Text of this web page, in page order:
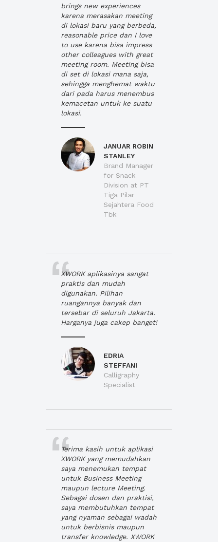
brings new experiences
karena merasakan meeting
di lokasi baru yang berbeda,
reasonable price dan I love
to use karena bisa impress
other colleagues with great
meeting room. Meeting bisa
di set di lokasi mana saja,
sehingga menghemat waktu
dari pada harus menembus
kemacetan untuk ke suatu
lokasi.
JANUAR ROBIN
STANLEY
Brand Manager
for Snack
Division at PT
Tiga Pilar
Sejahtera Food
Tbk
XWORK aplikasinya sangat
praktis dan mudah
digunakan. Pilihan
ruangannya banyak dan
tersebar di seluruh Jakarta.
Harganya juga cakep banget!
EDRIA
STEFFANI
Calligraphy
Specialist
Terima kasih untuk aplikasi
XWORK yang memudahkan
saya menemukan tempat
untuk Business Meeting
maupun lecture Meeting.
Sebagai dosen dan praktisi,
saya membutuhkan tempat
yang nyaman sebagai wadah
untuk berbisnis maupun
transfer knowledge. XWORK